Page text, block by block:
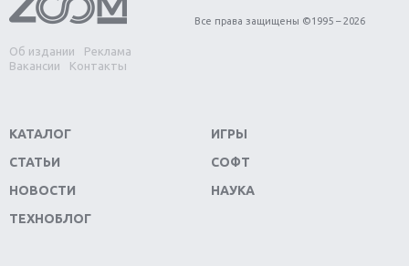
Обзор игры Forza Horizon 4: вершина эволюции
Две важных новинки для консолей: Spider-Man и
Divinity Original Sin 2
Switch
Обзор игры The Crew 2: покорение Америки
Важнейшие анонсы E3 2018
Об издании
Реклама
Вакансии
Контакты
Все права защищены ©1995 – 2026
КАТАЛОГ
СТАТЬИ
НОВОСТИ
ТЕХНОБЛОГ
ИГРЫ
СОФТ
НАУКА